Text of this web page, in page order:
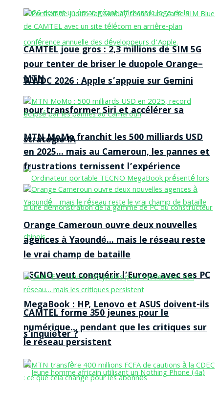
WWDC 2026 : Apple s’appuie sur Gemini
pour transformer Siri et accélérer sa
stratégie IA
TECNO veut conquérir l’Europe avec ses PC
MegaBook : HP, Lenovo et ASUS doivent-ils
s’inquiéter ?
CAMTEL joue gros : 2,3 millions de SIM 5G
pour tenter de briser le duopole Orange–
MTN
MTN MoMo franchit les 500 milliards USD
en 2025… mais au Cameroun, les pannes et
frustrations ternissent l’expérience
Orange Cameroun ouvre deux nouvelles
agences à Yaoundé… mais le réseau reste
le vrai champ de bataille
CAMTEL forme 350 jeunes pour le
numérique… pendant que les critiques sur
le réseau persistent